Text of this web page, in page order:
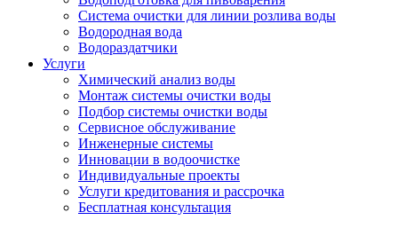
Система очистки для линии розлива воды
Водородная вода
Водораздатчики
Услуги
Химический анализ воды
Монтаж системы очистки воды
Подбор системы очистки воды
Сервисное обслуживание
Инженерные системы
Инновации в водоочистке
Индивидуальные проекты
Услуги кредитования и рассрочка
Бесплатная консультация